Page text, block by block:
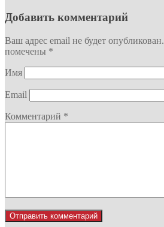
Добавить комментарий
Ваш адрес email не будет опубликован.
помечены *
Имя
Email
Комментарий *